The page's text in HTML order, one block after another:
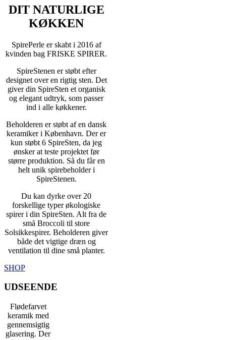
DIT NATURLIGE
KØKKEN
SpirePerle er skabt i 2016 af
kvinden bag FRISKE SPIRER.
SpireStenen er støbt efter
designet over en rigtig sten. Det
giver din SpireSten et organisk
og elegant udtryk, som passer
ind i alle køkkener.
Beholderen er støbt af en dansk
keramiker i København. Der er
kun støbt 6 SpireSten, da jeg
ønsker at teste projektet før
større produktion. Så du får en
helt unik spirebeholder i
SpireStenen.
Du kan dyrke over 20
forskellige typer økologiske
spirer i din SpireSten. Alt fra de
små Broccoli til store
Solsikkespirer. Beholderen giver
både det vigtige dræn og
ventilation til dine små planter.
SHOP
UDSEENDE
Flødefarvet
keramik med
gennemsigtig
glasering. Der